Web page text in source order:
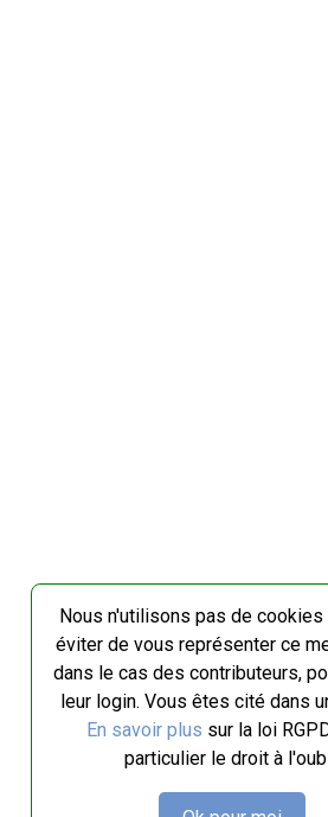
Nous n'utilisons pas de cookies
éviter de vous représenter ce
dans le cas des contributeurs,
leur login. Vous êtes cité dans
En savoir plus sur la loi
particulier le droit à